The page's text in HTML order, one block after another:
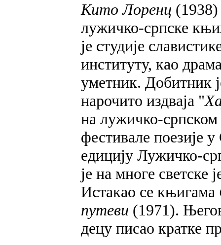
Кито Лоренц (1938)
лужичко-српске
је студије
институту, као
уметник. Добитник
нарочито издваја "
на лужичко-српском
фестивале поезије
едицију Лужичко-
је на многе светске
Истакао се књигама
путеви (1971).
децу писао кратке